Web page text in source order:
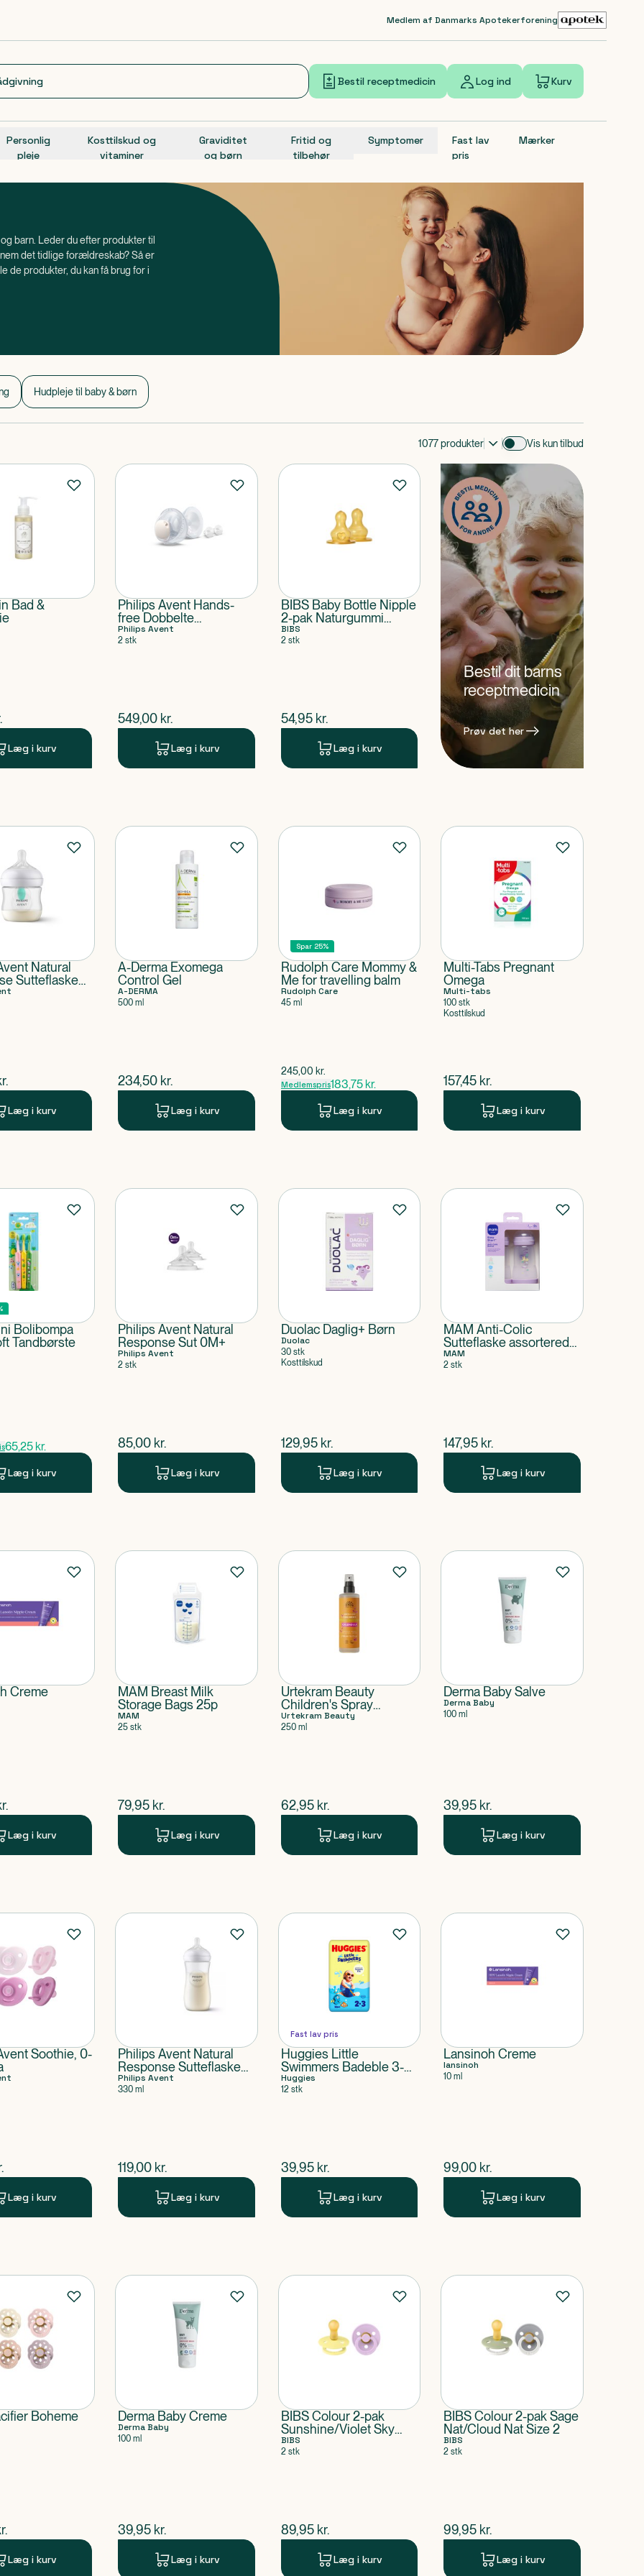
Medlem af Danmarks Apotekerforening
Bestil receptmedicin Log ind Kurv
Personlig
pleje
Kosttilskud og
vitaminer
Graviditet
og børn
Fritid og
tilbehør
Symptomer
Fast lav
pris
Mærker
barn. Leder du efter produkter til
det tidlige forældreskab? Så er
de produkter, du kan få brug for i
Hudpleje til baby & børn
1077produkter Vis kun tilbud
Bad &
pris
Læg i kurv
Philips Avent Hands-
free Dobbelte
opsamlingskopper
Philips Avent
2 stk
$nuværende pris
549,00 kr.
Læg i kurv
BIBS Baby Bottle Nipple
2-pak Naturgummi
Medium Flow
BIBS
2 stk
$nuværende pris
54,95 kr.
Læg i kurv
Bestil dit barns
receptmedicin
Prøv det her
Natural
Sutteflaske
ventil 0M+
pris
Læg i kurv
A-Derma Exomega
Control Gel
A-DERMA
500 ml
$nuværende pris
234,50 kr.
Læg i kurv
Spar 25%
Rudolph Care Mommy &
Me for travelling balm
Rudolph Care
45 ml
$gammel pris
245,00 kr.
Medlemspris183,75 kr.
Læg i kurv
Multi-Tabs Pregnant
Omega
Multi-tabs
100 stk
Kosttilskud
$nuværende pris
157,45 kr.
Læg i kurv
Bolibompa
Tandbørste
65,25 kr.
Læg i kurv
Philips Avent Natural
Response Sut 0M+
Philips Avent
2 stk
$nuværende pris
85,00 kr.
Læg i kurv
Duolac Daglig+ Børn
Duolac
30 stk
Kosttilskud
$nuværende pris
129,95 kr.
Læg i kurv
MAM Anti-Colic
Sutteflaske assorterede
farver
MAM
2 stk
$nuværende pris
147,95 kr.
Læg i kurv
Creme
pris
Læg i kurv
MAM Breast Milk
Storage Bags 25p
MAM
25 stk
$nuværende pris
79,95 kr.
Læg i kurv
Urtekram Beauty
Children's Spray
Conditioner Leave In
Urtekram Beauty
250 ml
$nuværende pris
62,95 kr.
Læg i kurv
Derma Baby Salve
Derma Baby
100 ml
$nuværende pris
39,95 kr.
Læg i kurv
Soothie, 0-
pris
Læg i kurv
Philips Avent Natural
Response Sutteflaske
6M+
Philips Avent
330 ml
$nuværende pris
119,00 kr.
Læg i kurv
Fast lav pris
Huggies Little
Swimmers Badeble 3-8
kg
Huggies
12 stk
$nuværende pris
39,95 kr.
Læg i kurv
Lansinoh Creme
lansinoh
10 ml
$nuværende pris
99,00 kr.
Læg i kurv
Boheme
Blossom/Dusky
2
pris
Læg i kurv
Derma Baby Creme
Derma Baby
100 ml
$nuværende pris
39,95 kr.
Læg i kurv
BIBS Colour 2-pak
Sunshine/Violet Sky
Size 2
BIBS
2 stk
$nuværende pris
89,95 kr.
Læg i kurv
BIBS Colour 2-pak Sage
Nat/Cloud Nat Size 2
BIBS
2 stk
$nuværende pris
99,95 kr.
Læg i kurv